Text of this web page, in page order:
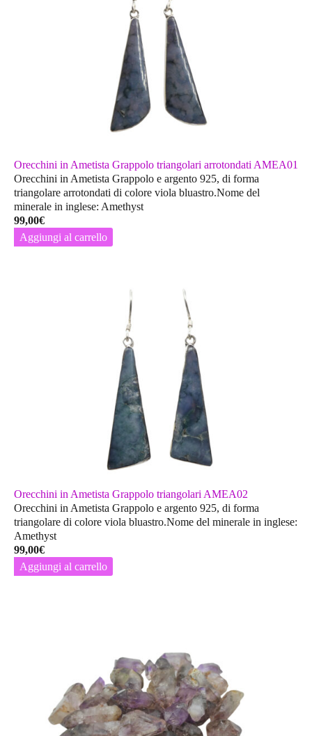
Orecchini in Ametista Grappolo triangolari arrotondati AMEA01
Orecchini in Ametista Grappolo e argento 925, di forma
triangolare arrotondati di colore viola bluastro.Nome del
minerale in inglese: Amethyst
99,00€
Aggiungi al carrello
Orecchini in Ametista Grappolo triangolari AMEA02
Orecchini in Ametista Grappolo e argento 925, di forma
triangolare di colore viola bluastro.Nome del minerale in inglese:
Amethyst
99,00€
Aggiungi al carrello